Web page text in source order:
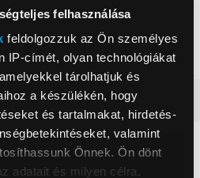
felhasználása
feldolgozzuk az Ön személyes
IP-címét, olyan technológiákat
tárolhatjuk és
a készülékén, hogy
és tartalmakat, hirdetés-
valamint
Önnek. Ön dönt
adatait és milyen célra.
ajánljuk